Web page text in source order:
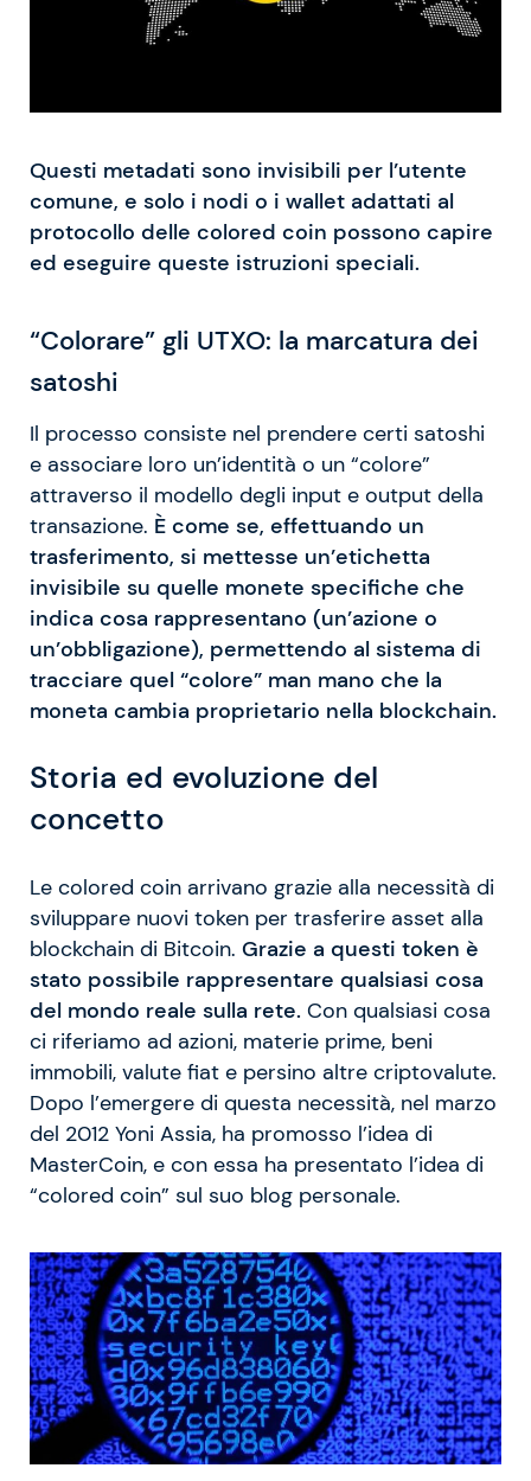
Questi metadati sono invisibili per l’utente
comune, e solo i nodi o i wallet adattati al
protocollo delle colored coin possono capire
ed eseguire queste istruzioni speciali.
“Colorare” gli UTXO: la marcatura dei
satoshi
Il processo consiste nel prendere certi satoshi
e associare loro un’identità o un “colore”
attraverso il modello degli input e output della
transazione. È come se, effettuando un
trasferimento, si mettesse un’etichetta
invisibile su quelle monete specifiche che
indica cosa rappresentano (un’azione o
un’obbligazione), permettendo al sistema di
tracciare quel “colore” man mano che la
moneta cambia proprietario nella blockchain.
Storia ed evoluzione del
concetto
Le colored coin arrivano grazie alla necessità di
sviluppare nuovi token per trasferire asset alla
blockchain di Bitcoin. Grazie a questi token è
stato possibile rappresentare qualsiasi cosa
del mondo reale sulla rete. Con qualsiasi cosa
ci riferiamo ad azioni, materie prime, beni
immobili, valute fiat e persino altre criptovalute.
Dopo l’emergere di questa necessità, nel marzo
del 2012 Yoni Assia, ha promosso l’idea di
MasterCoin, e con essa ha presentato l’idea di
“colored coin” sul suo blog personale.